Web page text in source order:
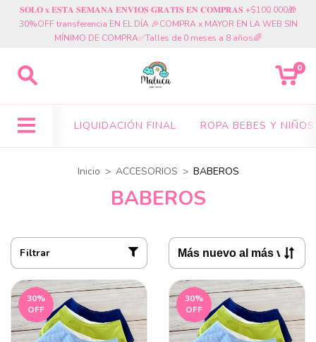
𝐒𝐎𝐋𝐎 𝐱 𝐄𝐒𝐓𝐀 𝐒𝐄𝐌𝐀𝐍𝐀 𝐄𝐍𝐕𝐈𝐎𝐒 𝐆𝐑𝐀𝐓𝐈𝐒 𝐄𝐍 𝐂𝐎𝐌𝐏𝐑𝐀𝐒 +$100.000🎁
30%OFF transferencia EN EL DÍA 🎉COMPRA x MAYOR EN LA WEB SIN
MÍNIMO DE COMPRA✅Talles de 0 meses a 8 años🌈
0
LIQUIDACIÓN FINAL ROPA BEBES Y NIÑOS
Inicio > ACCESORIOS > BABEROS
BABEROS
Filtrar
30%
OFF
30%
OFF